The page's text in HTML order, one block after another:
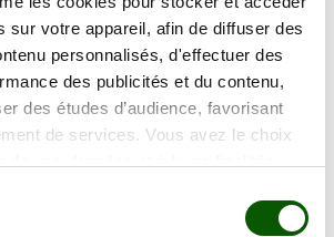
sur votre appareil, afin de diffuser des
personnalisés, d'effectuer des
des publicités et du contenu,
des études d’audience, favorisant
de services. Vous avez le choix
la Déclaration relative aux
Saint-Jean, 06400 Cannes
demande
Gratuite jusqu'à 48h
30 septembre 2026